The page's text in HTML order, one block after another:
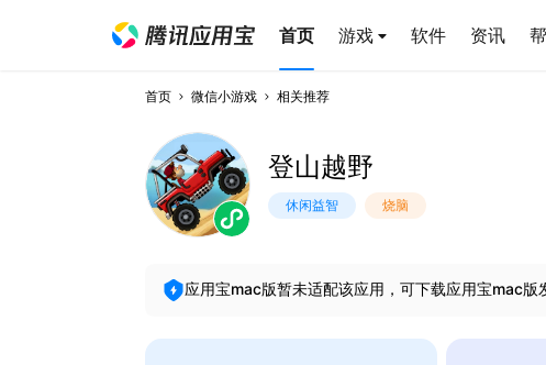
首页 游戏 软件 资讯
首页 微信小游戏 相关推荐
登山越野
休闲益智 烧脑
应用宝mac版暂未适配该应用，可下载应用宝mac版